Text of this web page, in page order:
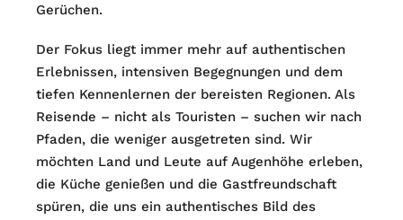
Gerüchen.
Der Fokus liegt immer mehr auf authentischen
Erlebnissen, intensiven Begegnungen und dem
tiefen Kennenlernen der bereisten Regionen. Als
Reisende – nicht als Touristen – suchen wir nach
Pfaden, die weniger ausgetreten sind. Wir
möchten Land und Leute auf Augenhöhe erleben,
die Küche genießen und die Gastfreundschaft
spüren, die uns ein authentisches Bild des